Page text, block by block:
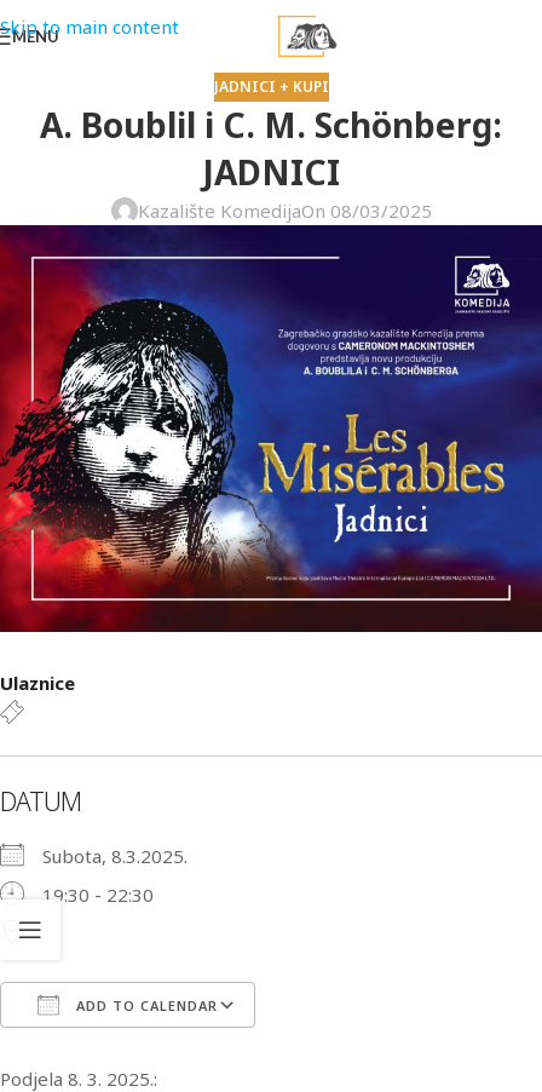
Skip to main content
MENU
JADNICI + KUPI
A. Boublil i C. M. Schönberg:
JADNICI
Kazalište KomedijaOn 08/03/2025
Ulaznice
DATUM
Subota, 8.3.2025.
19:30 - 22:30
ADD TO CALENDAR
Podjela 8. 3. 2025.: